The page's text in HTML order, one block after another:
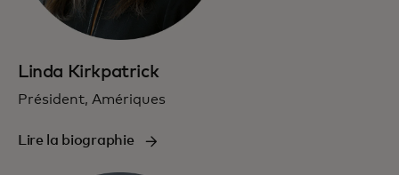
Linda Kirkpatrick
Président, Amériques
Lire la biographie